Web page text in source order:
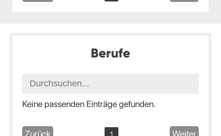
Berufe
Keine passenden Einträge gefunden.
Zurück 1 Weiter